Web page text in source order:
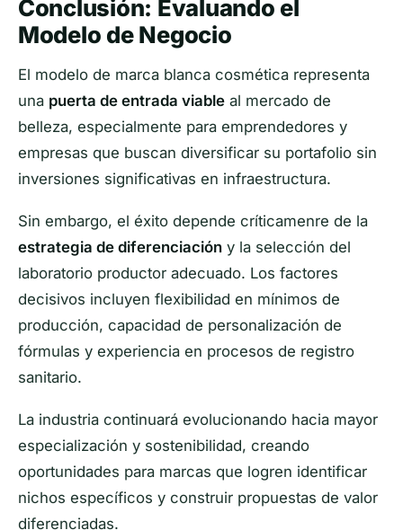
Conclusión: Evaluando el
Modelo de Negocio
El modelo de marca blanca cosmética representa
una puerta de entrada viable al mercado de
belleza, especialmente para emprendedores y
empresas que buscan diversificar su portafolio sin
inversiones significativas en infraestructura.
Sin embargo, el éxito depende críticamenre de la
estrategia de diferenciación y la selección del
laboratorio productor adecuado. Los factores
decisivos incluyen flexibilidad en mínimos de
producción, capacidad de personalización de
fórmulas y experiencia en procesos de registro
sanitario.
La industria continuará evolucionando hacia mayor
especialización y sostenibilidad, creando
oportunidades para marcas que logren identificar
nichos específicos y construir propuestas de valor
diferenciadas.